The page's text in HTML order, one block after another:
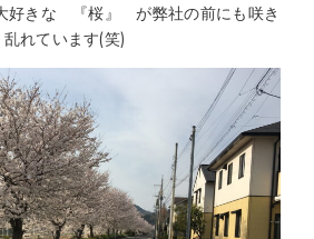
好きな 『桜』 が弊社の前にも咲き
乱れています(笑)